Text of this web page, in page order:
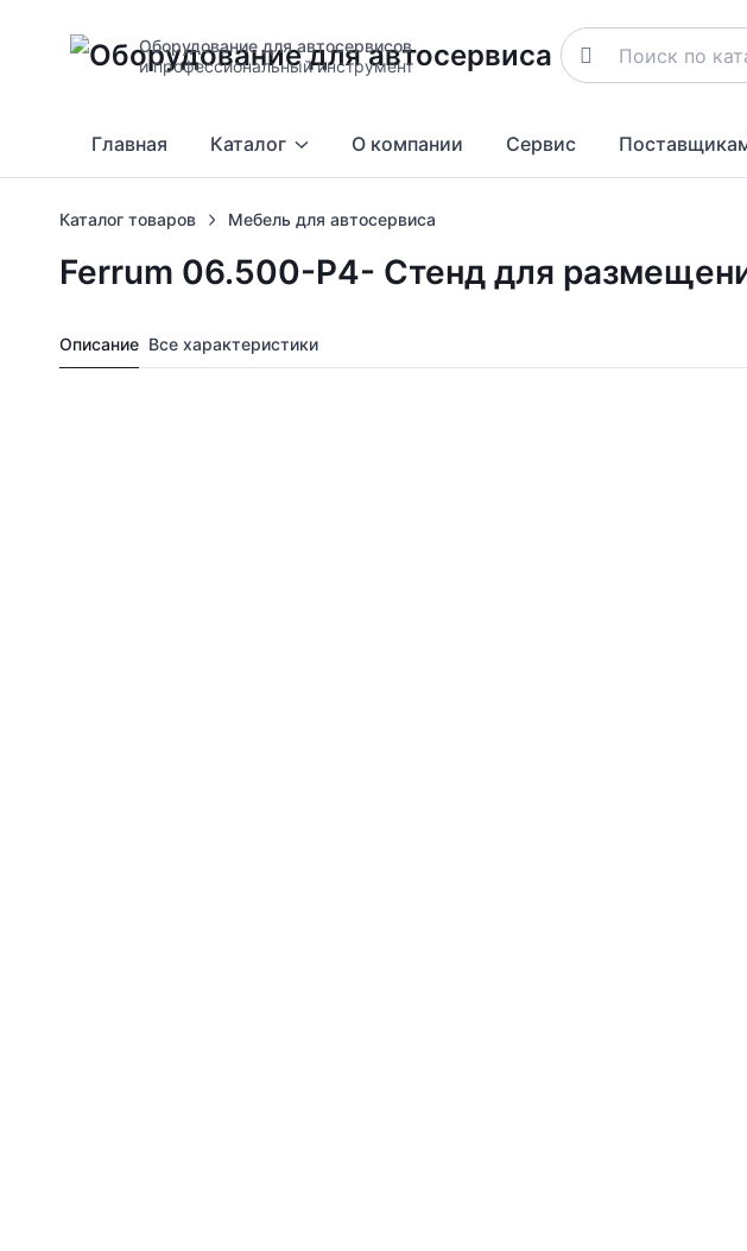
Оборудование для автосервисов
и профессиональный инструмент
Главная Каталог О компании Сервис
Каталог товаров Мебель для автосервиса
Ferrum 06.500-Р4- Стенд для
Описание Все характеристики